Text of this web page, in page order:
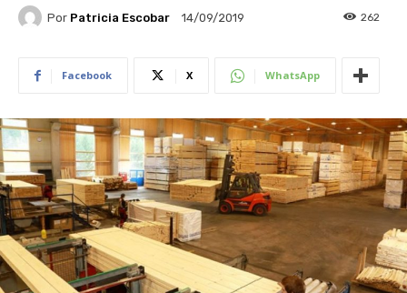
Por Patricia Escobar 14/09/2019 262
Facebook X WhatsApp